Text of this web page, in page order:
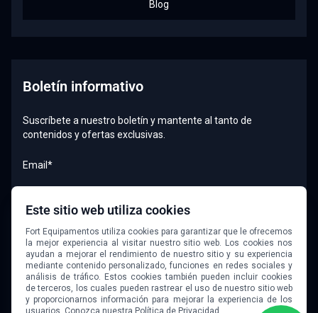
Este sitio web utiliza cookies
Fort Equipamentos utiliza cookies para garantizar que le ofrecemos
la mejor experiencia al visitar nuestro sitio web. Los cookies nos
ayudan a mejorar el rendimiento de nuestro sitio y su experiencia
mediante contenido personalizado, funciones en redes sociales y
análisis de tráfico. Estos cookies también pueden incluir cookies
de terceros, los cuales pueden rastrear el uso de nuestro sitio web
y proporcionarnos información para mejorar la experiencia de los
usuarios. Conozca nuestra Política de Privacidad.
Blog
Boletín informativo
Suscríbete a nuestro boletín y mantente al tanto de
contenidos y ofertas exclusivas.
Email*
Quiero recibir el boletín